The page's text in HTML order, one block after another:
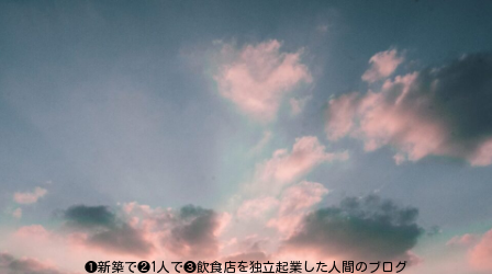
❶新築で❷1人で❸飲食店を独立起業した人間のブログ